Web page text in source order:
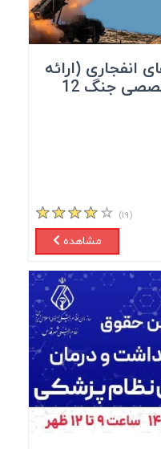
انفجاری (ارائه
چکیده مهارت های تخصصی جنگ 12
(۱۹)
مشاهده